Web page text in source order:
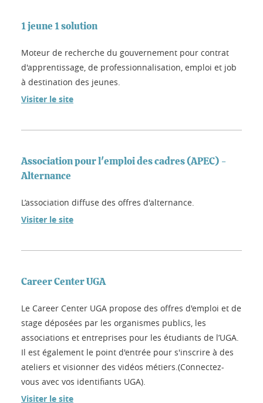
1 jeune 1 solution
Moteur de recherche du gouvernement pour contrat
d'apprentissage, de professionnalisation, emploi et job
à destination des jeunes.
Visiter le site
Association pour l'emploi des cadres (APEC) -
Alternance
L’association diffuse des offres d'alternance.
Visiter le site
Career Center UGA
Le Career Center UGA propose des offres d'emploi et de
stage déposées par les organismes publics, les
associations et entreprises pour les étudiants de l’UGA.
Il est également le point d'entrée pour s'inscrire à des
ateliers et visionner des vidéos métiers.(Connectez-
vous avec vos identifiants UGA).
Visiter le site